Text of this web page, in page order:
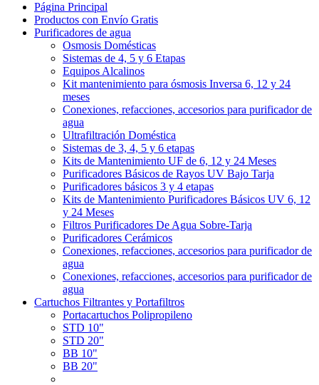
Página Principal
Productos con Envío Gratis
Purificadores de agua
Osmosis Domésticas
Sistemas de 4, 5 y 6 Etapas
Equipos Alcalinos
Kit mantenimiento para ósmosis Inversa 6, 12 y 24
meses
Conexiones, refacciones, accesorios para purificador de
agua
Ultrafiltración Doméstica
Sistemas de 3, 4, 5 y 6 etapas
Kits de Mantenimiento UF de 6, 12 y 24 Meses
Purificadores Básicos de Rayos UV Bajo Tarja
Purificadores básicos 3 y 4 etapas
Kits de Mantenimiento Purificadores Básicos UV 6, 12
y 24 Meses
Filtros Purificadores De Agua Sobre-Tarja
Purificadores Cerámicos
Conexiones, refacciones, accesorios para purificador de
agua
Conexiones, refacciones, accesorios para purificador de
agua
Cartuchos Filtrantes y Portafiltros
Portacartuchos Polipropileno
STD 10"
STD 20"
BB 10"
BB 20"